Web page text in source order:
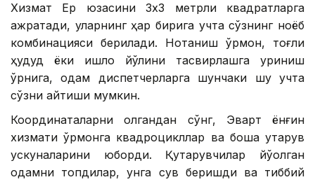
Хизмат Ер юзасини 3х3 метрли квадратларга
ажратади, уларнинг ҳар бирига учта сўзнинг ноёб
комбинацияси берилади. Нотаниш ўрмон, тоғли
ҳудуд ёки қишлоқ йўлини тасвирлашга уриниш
ўрнига, одам диспетчерларга шунчаки шу учта
сўзни айтиши мумкин.
Координаталарни олгандан сўнг, Эварт ёнғин
хизмати ўрмонга квадроцикллар ва бошқа қутқарув
ускуналарини юборди. Қутқарувчилар йўқолган
одамни топдилар, унга сув беришди ва тиббий